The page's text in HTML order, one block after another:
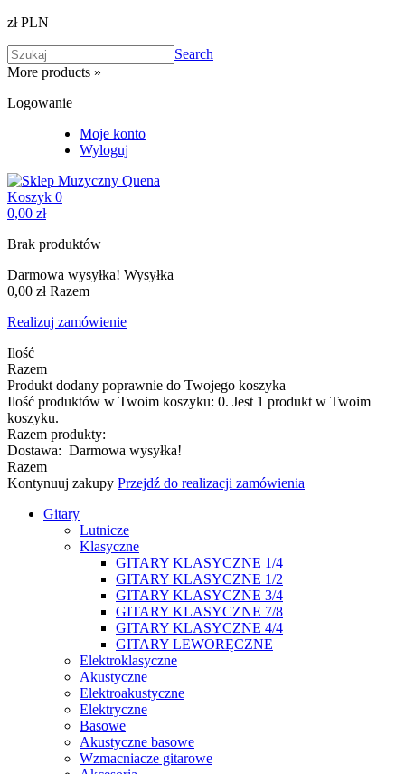
zł PLN
Search
More products »
Logowanie
Moje konto
Wyloguj
Koszyk 0
0,00 zł
Brak produktów
Darmowa wysyłka! Wysyłka
0,00 zł Razem
Realizuj zamówienie
Ilość
Razem
Produkt dodany poprawnie do Twojego koszyka
Ilość produktów w Twoim koszyku: 0. Jest 1 produkt w Twoim
koszyku.
Razem produkty:
Dostawa: Darmowa wysyłka!
Razem
Kontynuuj zakupy Przejdź do realizacji zamówienia
Gitary
Lutnicze
Klasyczne
GITARY KLASYCZNE 1/4
GITARY KLASYCZNE 1/2
GITARY KLASYCZNE 3/4
GITARY KLASYCZNE 7/8
GITARY KLASYCZNE 4/4
GITARY LEWORĘCZNE
Elektroklasyczne
Akustyczne
Elektroakustyczne
Elektryczne
Basowe
Akustyczne basowe
Wzmacniacze gitarowe